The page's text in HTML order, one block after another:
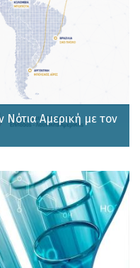
Νότια Αμερική με τον